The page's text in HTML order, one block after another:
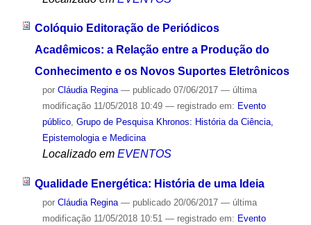
Colóquio Editoração de Periódicos
Acadêmicos: a Relação entre a Produção do
Conhecimento e os Novos Suportes Eletrônicos
por Cláudia Regina — publicado07/06/2017 — última
modificação11/05/2018 10:49 — registrado em: Evento
público, Grupo de Pesquisa Khronos: História da Ciência,
Epistemologia e Medicina
Localizado em EVENTOS
Qualidade Energética: História de uma Ideia
por Cláudia Regina — publicado20/06/2017 — última
modificação11/05/2018 10:51 — registrado em: Evento